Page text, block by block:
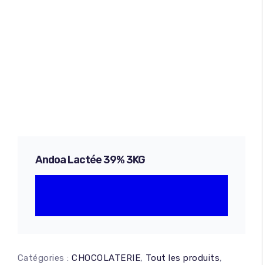
Andoa Lactée 39% 3KG
Catégories :CHOCOLATERIE, Tout les produits,